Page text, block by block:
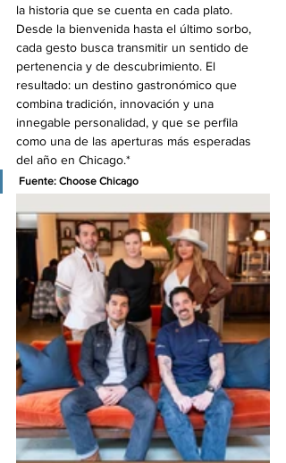
la historia que se cuenta en cada plato.
Desde la bienvenida hasta el último sorbo,
cada gesto busca transmitir un sentido de
pertenencia y de descubrimiento. El
resultado: un destino gastronómico que
combina tradición, innovación y una
innegable personalidad, y que se perfila
como una de las aperturas más esperadas
del año en Chicago.*
Fuente: Choose Chicago